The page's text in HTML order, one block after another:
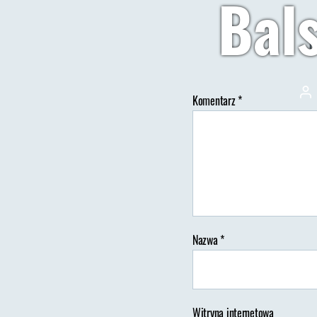
Komentarz*
Nazwa*
Witryna internetowa